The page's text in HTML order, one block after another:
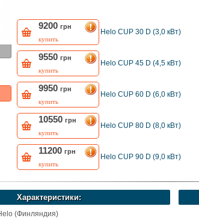
9200 грн
купить
Helo CUP 30 D (3,0 кВт)
9550 грн
купить
Helo CUP 45 D (4,5 кВт)
9950 грн
купить
Helo CUP 60 D (6,0 кВт)
10550 грн
купить
Helo CUP 80 D (8,0 кВт)
11200 грн
купить
Helo CUP 90 D (9,0 кВт)
Характеристики:
(Финляндия)